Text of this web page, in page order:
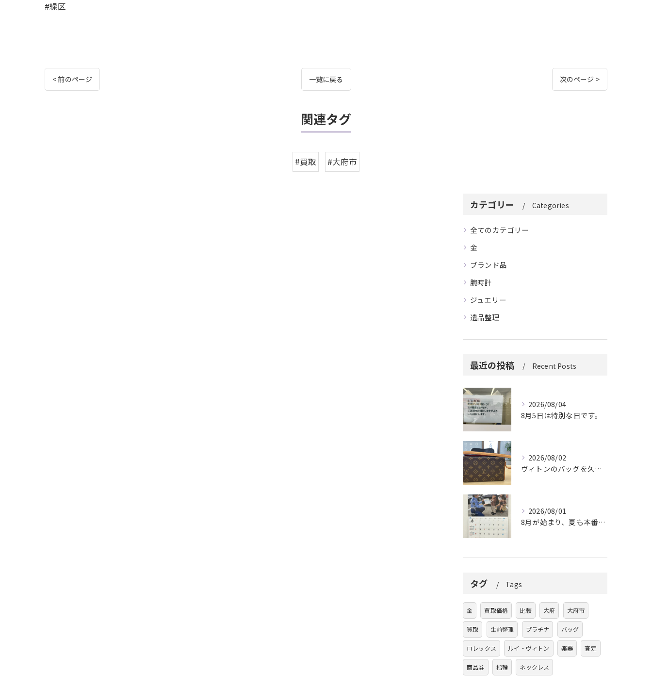
#緑区
< 前のページ 一覧に戻る 次のページ >
関連タグ
#買取 #大府市
カテゴリー Categories
全てのカテゴリー
金
ブランド品
腕時計
ジュエリー
遺品整理
最近の投稿 Recent Posts
2026/08/04
8月5日は特別な日です。
2026/08/02
ヴィトンのバッグを久しぶりに取り出しましたか？
2026/08/01
8月が始まり、夏も本番ですね。
タグ Tags
金 買取価格 比較 大府 大府市
買取 生前整理 プラチナ バッグ
ロレックス ルイ・ヴィトン 楽器 査定
商品券 指輪 ネックレス